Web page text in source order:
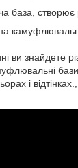
база, створює
ви знайдете
і